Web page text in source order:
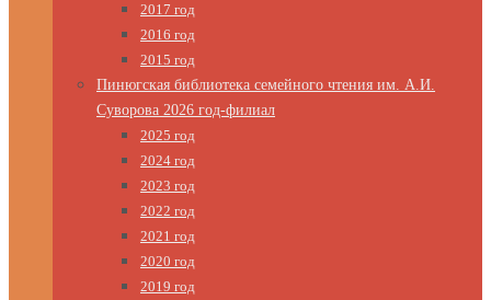
2017 год
2016 год
2015 год
Пинюгская библиотека семейного чтения им. А.И.
Суворова 2026 год-филиал
2025 год
2024 год
2023 год
2022 год
2021 год
2020 год
2019 год